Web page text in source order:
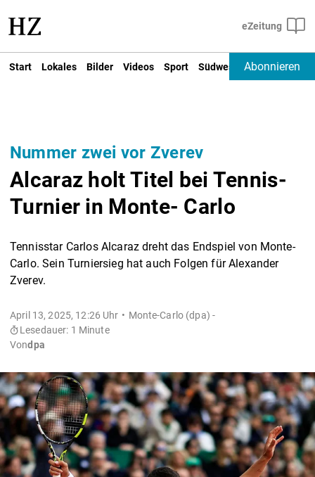
Start Lokales Bilder Videos Sport Südwest Deutschland
Abonnieren
Nummer zwei vor Zverev
Alcaraz holt Titel bei Tennis-
Turnier in Monte- Carlo
Tennisstar Carlos Alcaraz dreht das Endspiel von Monte-
Carlo. Sein Turniersieg hat auch Folgen für Alexander
Zverev.
April 13, 2025, 12:26 Uhr
Monte-Carlo (dpa) -
Lesedauer: 1 Minute
Vondpa